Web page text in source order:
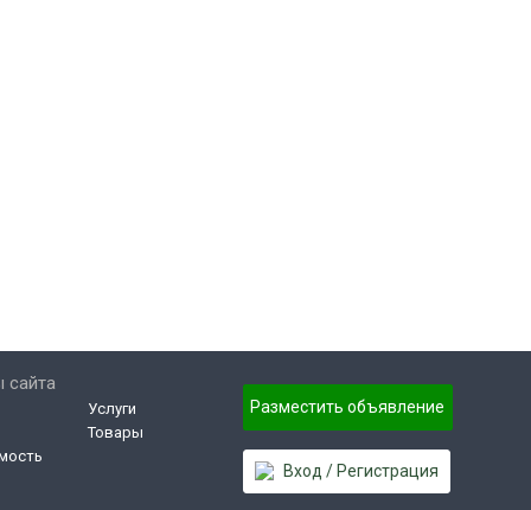
сайта
Услуги
Товары
Разместить объявление
Вход / Регистрация